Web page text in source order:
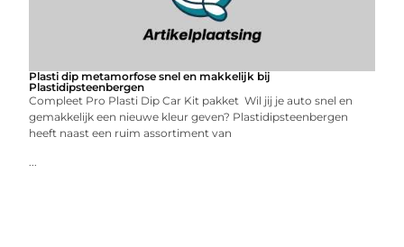
Plasti dip metamorfose snel en makkelijk bij
Plastidipsteenbergen
Compleet Pro Plasti Dip Car Kit pakket Wil jij je auto snel en
gemakkelijk een nieuwe kleur geven? Plastidipsteenbergen
heeft naast een ruim assortiment van
...